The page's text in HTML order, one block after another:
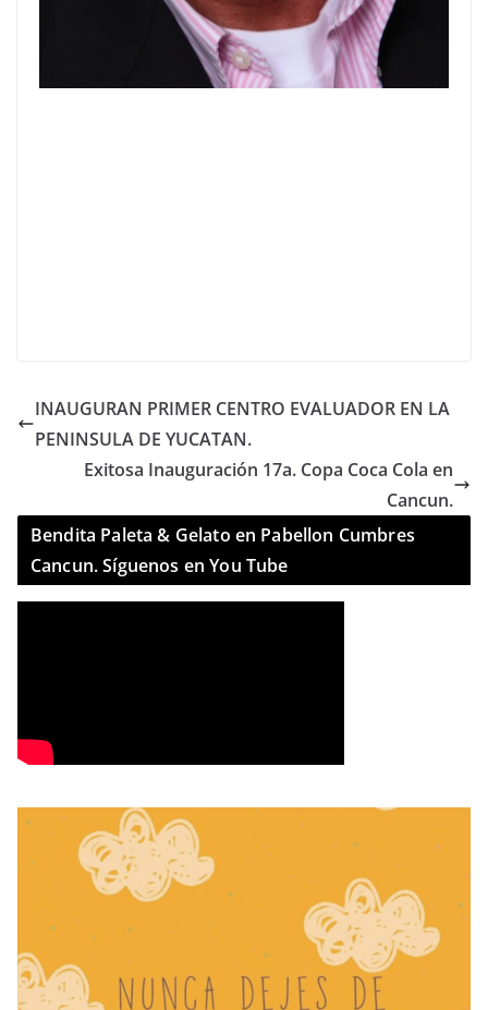
INAUGURAN PRIMER CENTRO EVALUADOR EN LA
PENINSULA DE YUCATAN.
Exitosa Inauguración 17a. Copa Coca Cola en
Cancun.
Bendita Paleta & Gelato en Pabellon Cumbres
Cancun. Síguenos en You Tube